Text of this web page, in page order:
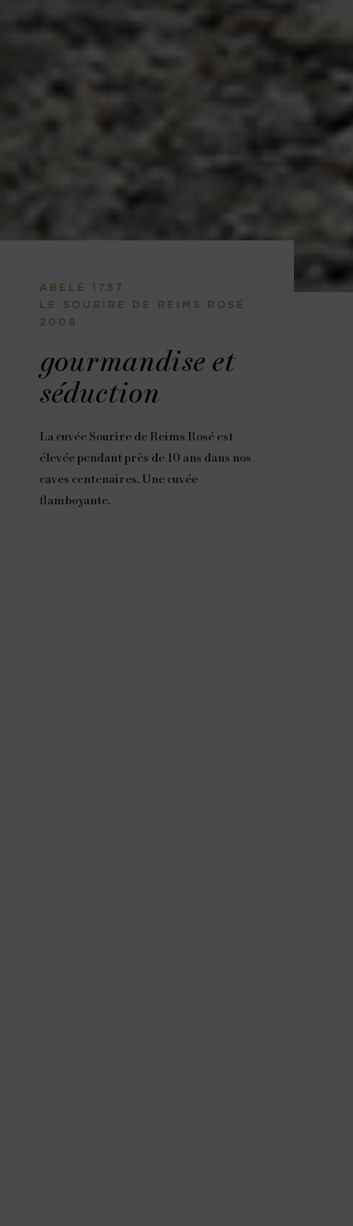
ABELÉ 1757
LE SOURIRE DE REIMS ROSÉ
2008
gourmandise et
séduction
La cuvée Sourire de Reims Rosé est
élevée pendant près de 10 ans dans nos
caves centenaires. Une cuvée
flamboyante.